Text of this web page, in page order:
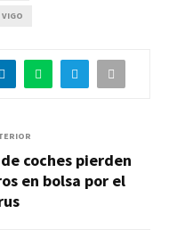
coches pierden
en bolsa por el